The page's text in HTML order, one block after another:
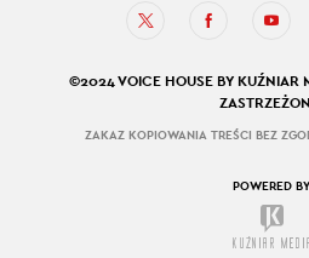
©2024 VOICE HOUSE BY KUŹNIAR
ZAKAZ KOPIOWANIA TREŚCI BEZ
POWERED BY